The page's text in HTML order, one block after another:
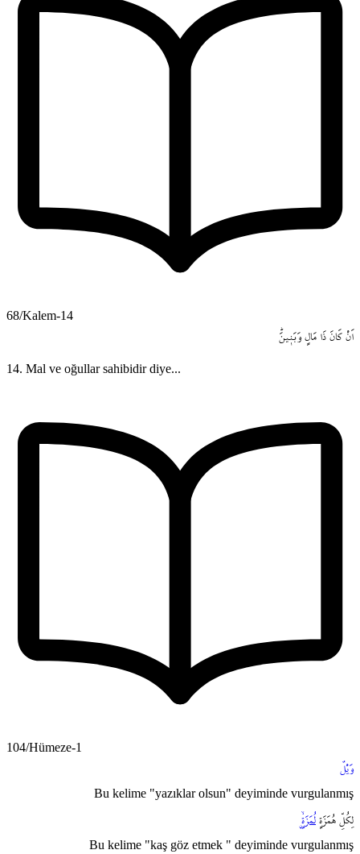
68/Kalem-14
اَنْ كَانَ ذَا مَالٍ وَبَن۪ينَۜ
14. Mal ve oğullar sahibidir diye...
104/Hümeze-1
وَيْلٌ
Bu kelime "yazıklar olsun" deyiminde vurgulanmış
لِكُلِّ هُمَزَةٍ لُمَزَةٍۨۙ
Bu kelime "kaş göz etmek " deyiminde vurgulanmış